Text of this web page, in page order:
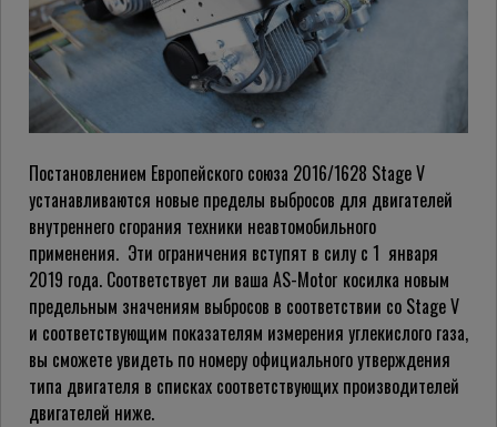
Постановлением Европейcкого союза 2016/1628 Stage V
устанавливаются новые пределы выбросов для двигателей
внутреннего сгорания техники неавтомобильного
применения. Эти ограничения вступят в силу с 1 января
2019 года. Соответствует ли ваша AS-Motor косилка новым
предельным значениям выбросов в соответствии со Stage V
и соответствующим показателям измерения углекислого газа,
вы сможете увидеть по номеру официального утверждения
типа двигателя в списках соответствующих производителей
двигателей ниже.